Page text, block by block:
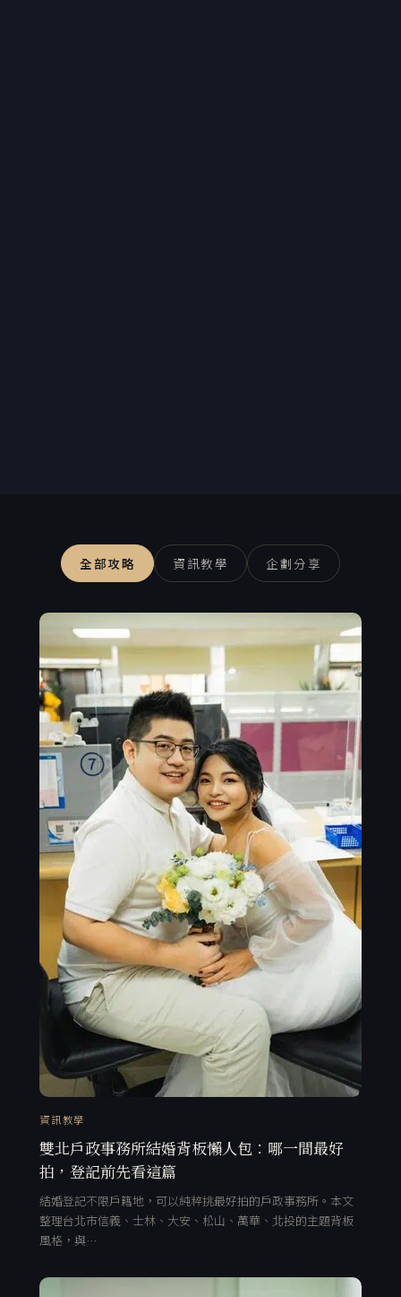
全部攻略 資訊教學 企劃分享
資訊教學
雙北戶政事務所結婚背板懶人包：哪一間最好
拍，登記前先看這篇
結婚登記不限戶籍地，可以純粹挑最好拍的戶政事務所。本文
整理台北市信義、士林、大安、松山、萬華、北投的主題背板
風格，與…